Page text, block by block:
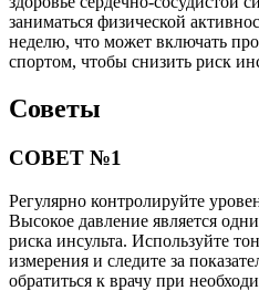
заниматься физической
неделю, что может включать
спортом, чтобы снизить риск
Советы
СОВЕТ №1
Регулярно контролируйте
Высокое давление является
риска инсульта. Используйте
измерения и следите за
обратиться к врачу при